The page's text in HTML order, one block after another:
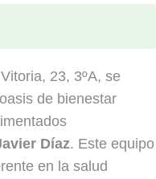
23, 3ºA, se
de bienestar
Díaz. Este equipo
en la salud